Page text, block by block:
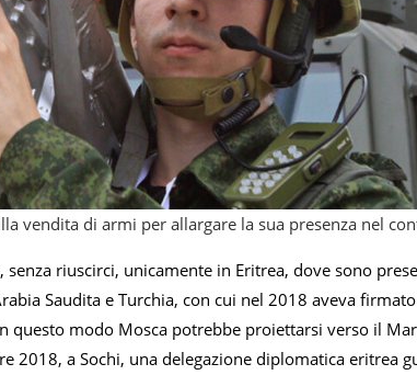
vendita di armi per allargare la sua presenza nel
riuscirci, unicamente in Eritrea, dove sono
Saudita e Turchia, con cui nel 2018 aveva
questo modo Mosca potrebbe proiettarsi verso il
2018, a Sochi, una delegazione diplomatica eritrea